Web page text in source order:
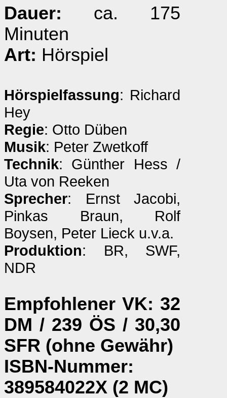
Dauer: ca. 175
Minuten
Art: Hörspiel
Hörspielfassung: Richard
Hey
Regie: Otto Düben
Musik: Peter Zwetkoff
Technik: Günther Hess /
Uta von Reeken
Sprecher: Ernst Jacobi,
Pinkas Braun, Rolf
Boysen, Peter Lieck u.v.a.
Produktion: BR, SWF,
NDR
Empfohlener VK: 32
DM / 239 ÖS / 30,30
SFR (ohne Gewähr)
ISBN-Nummer:
389584022X (2 MC)